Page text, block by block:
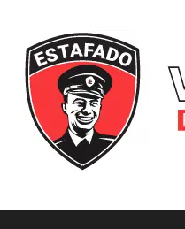
contenido
estafadas